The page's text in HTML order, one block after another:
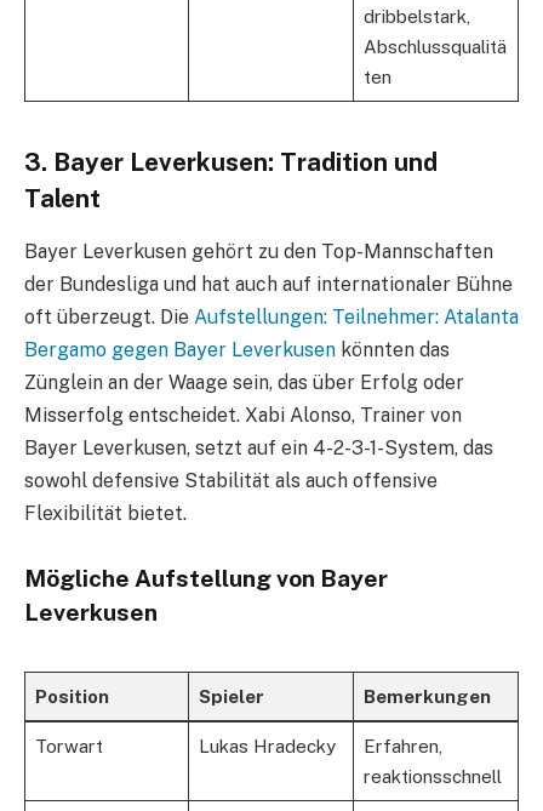
dribbelstark,
Abschlussqualitä
ten
3. Bayer Leverkusen: Tradition und
Talent
Bayer Leverkusen gehört zu den Top-Mannschaften
der Bundesliga und hat auch auf internationaler Bühne
oft überzeugt. Die Aufstellungen: Teilnehmer: Atalanta
Bergamo gegen Bayer Leverkusen könnten das
Zünglein an der Waage sein, das über Erfolg oder
Misserfolg entscheidet. Xabi Alonso, Trainer von
Bayer Leverkusen, setzt auf ein 4-2-3-1-System, das
sowohl defensive Stabilität als auch offensive
Flexibilität bietet.
Mögliche Aufstellung von Bayer
Leverkusen
Position Spieler Bemerkungen
Torwart Lukas Hradecky
Erfahren,
reaktionsschnell